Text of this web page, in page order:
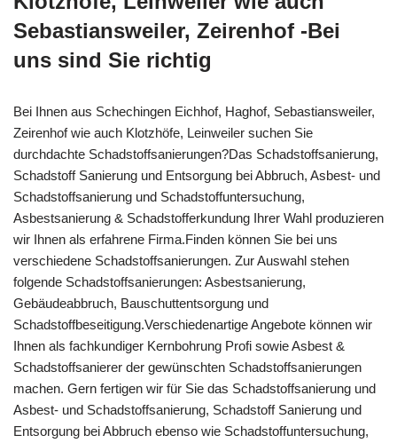
Sebastiansweiler, Zeirenhof -Bei
uns sind Sie richtig
Bei Ihnen aus Schechingen Eichhof, Haghof, Sebastiansweiler,
Zeirenhof wie auch Klotzhöfe, Leinweiler suchen Sie
durchdachte Schadstoffsanierungen?Das Schadstoffsanierung,
Schadstoff Sanierung und Entsorgung bei Abbruch, Asbest- und
Schadstoffsanierung und Schadstoffuntersuchung,
Asbestsanierung & Schadstofferkundung Ihrer Wahl produzieren
wir Ihnen als erfahrene Firma.Finden können Sie bei uns
verschiedene Schadstoffsanierungen. Zur Auswahl stehen
folgende Schadstoffsanierungen: Asbestsanierung,
Gebäudeabbruch, Bauschuttentsorgung und
Schadstoffbeseitigung.Verschiedenartige Angebote können wir
Ihnen als fachkundiger Kernbohrung Profi sowie Asbest &
Schadstoffsanierer der gewünschten Schadstoffsanierungen
machen. Gern fertigen wir für Sie das Schadstoffsanierung und
Asbest- und Schadstoffsanierung, Schadstoff Sanierung und
Entsorgung bei Abbruch ebenso wie Schadstoffuntersuchung,